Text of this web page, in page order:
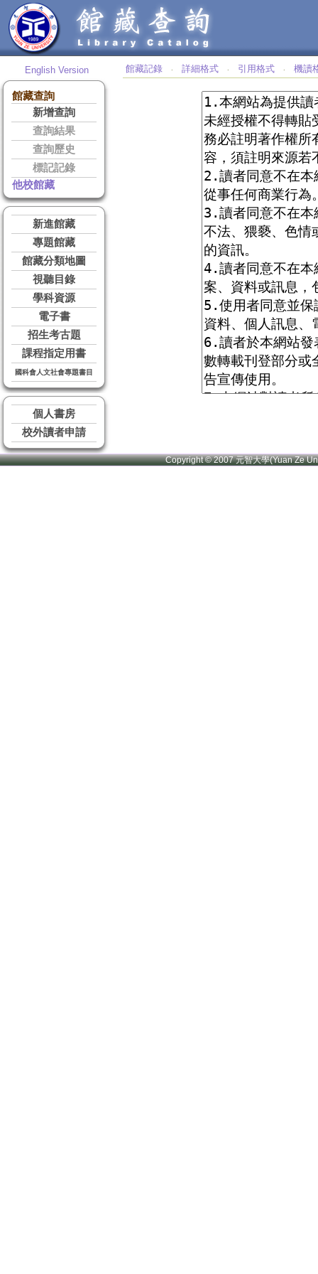
English Version
館藏查詢
新增查詢
查詢結果
查詢歷史
標記記錄
他校館藏
新進館藏
專題館藏
館藏分類地圖
視聽目錄
學科資源
電子書
招生考古題
課程指定用書
國科會人文社會專題書目
個人書房
校外讀者申請
館藏記錄 ‧ 詳細格式 ‧ 引用格式 ‧ 機讀
Copyright © 2007 元智大學(Yuan Ze